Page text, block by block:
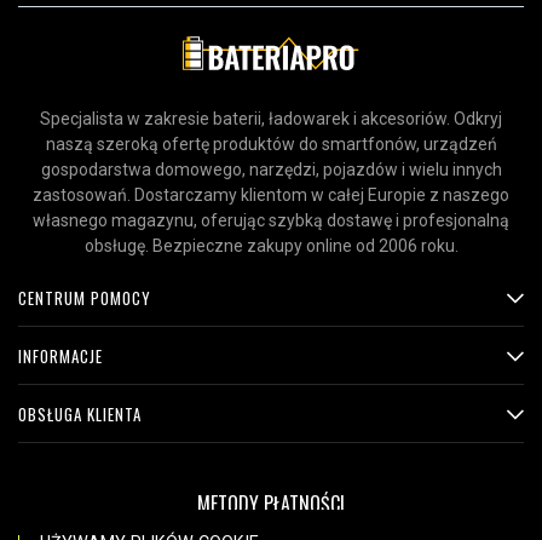
Specjalista w zakresie baterii, ładowarek i akcesoriów. Odkryj
naszą szeroką ofertę produktów do smartfonów, urządzeń
gospodarstwa domowego, narzędzi, pojazdów i wielu innych
zastosowań. Dostarczamy klientom w całej Europie z naszego
własnego magazynu, oferując szybką dostawę i profesjonalną
obsługę. Bezpieczne zakupy online od 2006 roku.
CENTRUM POMOCY
INFORMACJE
OBSŁUGA KLIENTA
METODY PŁATNOŚCI